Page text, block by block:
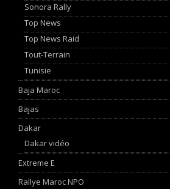
Sonora Rally
Top News
Top News Raid
Tout-Terrain
Tunisie
Baja Maroc
Bajas
Dakar
Dakar vidéo
Extreme E
Rallye Maroc NPO